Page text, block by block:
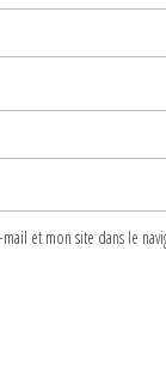
et mon site dans le